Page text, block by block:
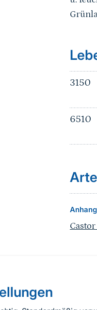
3150
6510